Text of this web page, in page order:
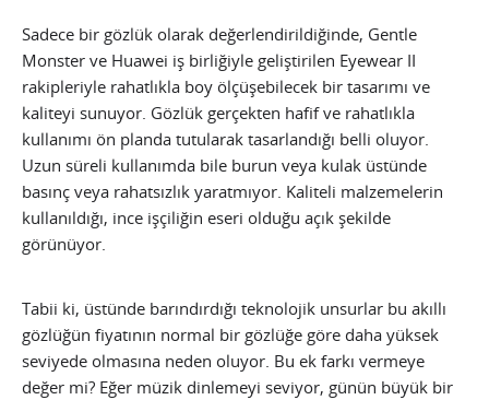
Sadece bir gözlük olarak değerlendirildiğinde, Gentle
Monster ve Huawei iş birliğiyle geliştirilen Eyewear II
rakipleriyle rahatlıkla boy ölçüşebilecek bir tasarımı ve
kaliteyi sunuyor. Gözlük gerçekten hafif ve rahatlıkla
kullanımı ön planda tutularak tasarlandığı belli oluyor.
Uzun süreli kullanımda bile burun veya kulak üstünde
basınç veya rahatsızlık yaratmıyor. Kaliteli malzemelerin
kullanıldığı, ince işçiliğin eseri olduğu açık şekilde
görünüyor.
Tabii ki, üstünde barındırdığı teknolojik unsurlar bu akıllı
gözlüğün fiyatının normal bir gözlüğe göre daha yüksek
seviyede olmasına neden oluyor. Bu ek farkı vermeye
değer mi? Eğer müzik dinlemeyi seviyor, günün büyük bir